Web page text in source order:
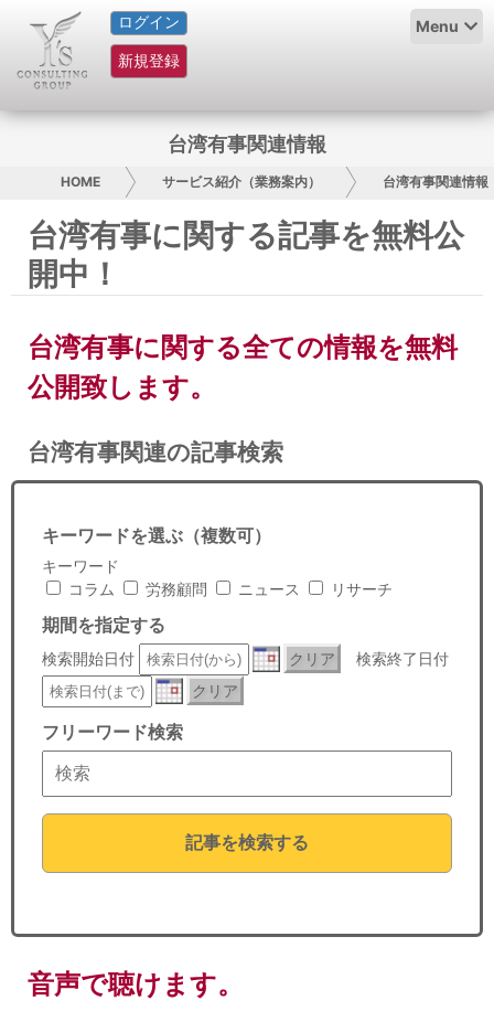
ログイン
新規登録
Menu
HOME
サービス紹介
グループ概要
採用情報
お問い合わせ
日本人にPR
コンサルティング
リサーチ
ＩＴ
飲食店情報
台湾有事関連情報
HOME サービス紹介（業務案内） 台湾有事関連情報
台湾有事に関する記事を無料公
開中！
台湾有事に関する全ての情報を無料
公開致します。
台湾有事関連の記事検索
キーワードを選ぶ（複数可）
キーワード
コラム
労務顧問 ニュース リサーチ
期間を指定する
検索開始日付 クリア
検索終了日付
クリア
フリーワード検索
記事を検索する
音声で聴けます。